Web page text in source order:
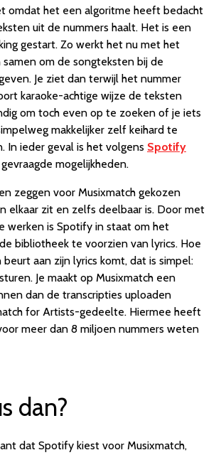
omdat het een algoritme heeft bedacht
uit de nummers haalt. Het is een
gestart. Zo werkt het nu met het
om de songteksten bij de
Je ziet dan terwijl het nummer
karaoke-achtige wijze de teksten
om toch even op te zoeken of je iets
makkelijker zelf keihard te
In ieder geval is het volgens Spotify
mogelijkheden.
zeggen voor Musixmatch gekozen
elkaar zit en zelfs deelbaar is. Door met
werken is Spotify in staat om het
bibliotheek te voorzien van lyrics. Hoe
beurt aan zijn lyrics komt, dat is simpel:
Je maakt op Musixmatch een
dan de transcripties uploaden
for Artists-gedeelte. Hiermee heeft
meer dan 8 miljoen nummers weten
dan?
dat Spotify kiest voor Musixmatch,